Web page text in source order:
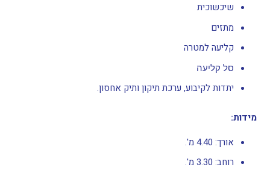
שיכשוכית
מתזים
קליעה למטרה
סל קליעה
יתדות לקיבוע, ערכת תיקון ותיק אחסון.
מידות:
אורך: 4.40 מ'.
רוחב: 3.30 מ'.